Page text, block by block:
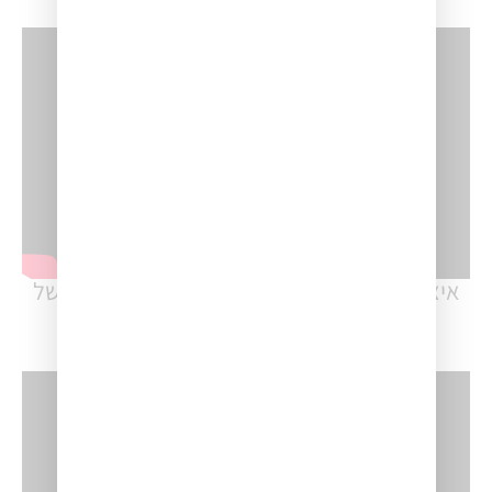
איציק עוז – פרק #10: זאב בודד – התמודדות של